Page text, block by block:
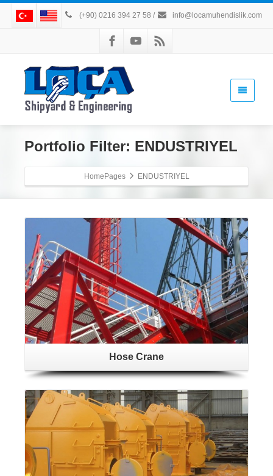
(+90) 0216 394 27 58 / info@locamuhendislik.com
Portfolio Filter: ENDUSTRIYEL
HomePages ENDUSTRIYEL
Hose Crane